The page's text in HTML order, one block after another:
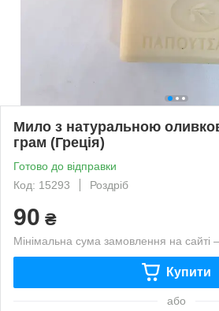
Мило з натуральною
грам (Греція)
Готово до відправки
Код: 15293
Роздріб
90 ₴
Мінімальна сума замовлення на сайті
Купити
або